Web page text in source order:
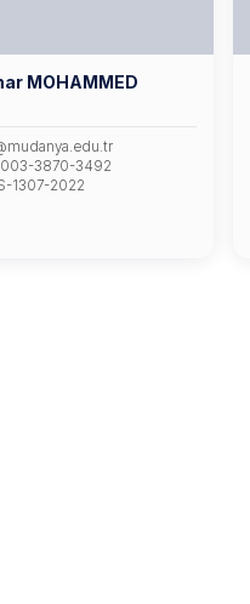
MOHAMMED
3870-3492
1307-2022